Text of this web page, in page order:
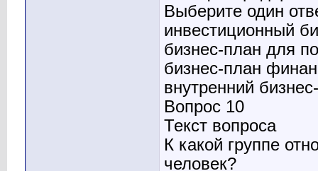
Выберите один
инвестиционный
бизнес-план для
бизнес-план
внутренний
Вопрос 10
Текст вопроса
К какой группе
человек?